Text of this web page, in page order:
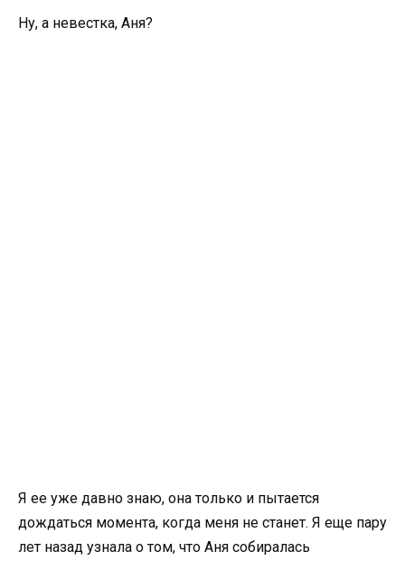
Ну, а невестка, Аня?
Я ее уже давно знаю, она только и пытается
дождаться момента, когда меня не станет. Я еще пару
лет назад узнала о том, что Аня собиралась